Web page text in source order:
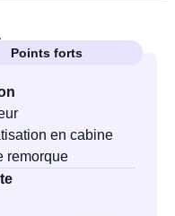
Points forts
en cabine
remorque